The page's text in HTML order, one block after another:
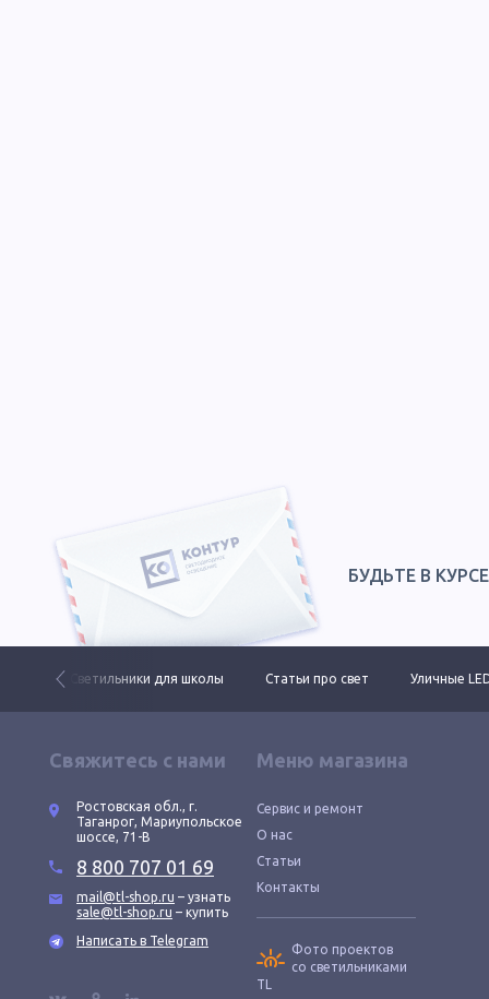
БУДЬТЕ В
Светильники для школы Статьи про свет Уличные
Свяжитесь с нами
Ростовская обл., г.
Таганрог, Мариупольское
шоссе, 71-В
8 800 707 01 69
mail@tl-shop.ru – узнать
sale@tl-shop.ru – купить
Написать в Telegram
Меню магазина
Сервис и ремонт
О нас
Статьи
Контакты
Фото проектов
со светильниками
TL